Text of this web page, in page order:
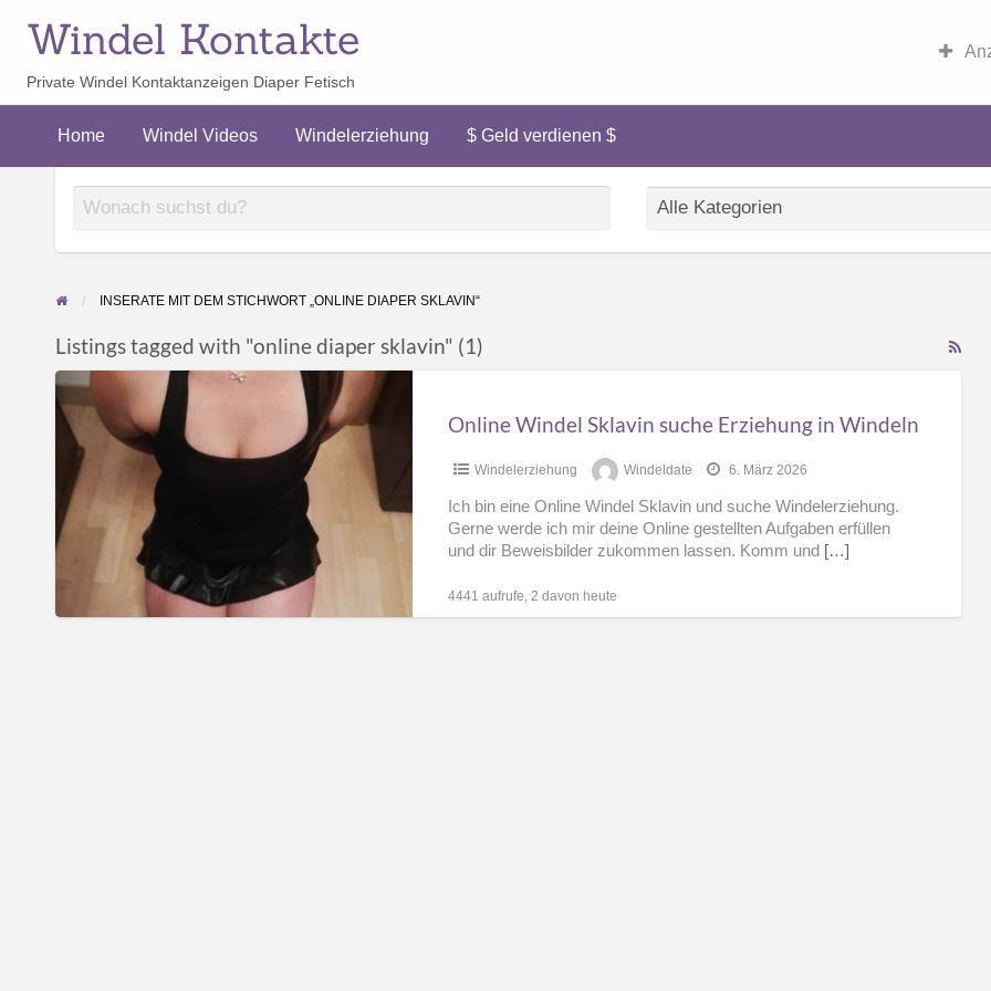
verdienen
Windel Kontakte
Private Windel Kontaktanzeigen Diaper Fetisch
Home Windel Videos Windelerziehung $ Geld verdienen $
INSERATE MIT DEM STICHWORT „ONLINE DIAPER SKLAVIN“
RSS
Listings tagged with "online diaper sklavin" (1)
Online
Windel
Sklavin
suche
Erziehung
in
Windeln
Online Windel Sklavin suche Erziehung in Windeln
Windelerziehung Windeldate 6. März 2026
Ich bin eine Online Windel Sklavin und suche Windelerziehung.
Gerne werde ich mir deine Online gestellten Aufgaben erfüllen
und dir Beweisbilder zukommen lassen. Komm und […]
4441 aufrufe, 2 davon heute